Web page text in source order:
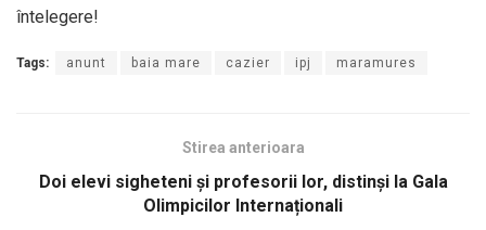
întelegere!
Tags: anunt baia mare cazier ipj maramures
Stirea anterioara
Doi elevi sigheteni şi profesorii lor, distinşi la Gala
Olimpicilor Internaționali